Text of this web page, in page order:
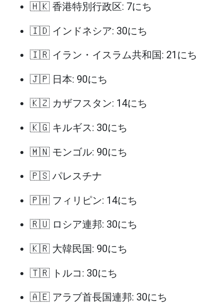
🇭🇰 香港特別行政区: 7にち
🇮🇩 インドネシア: 30にち
🇮🇷 イラン・イスラム共和国: 21にち
🇯🇵 日本: 90にち
🇰🇿 カザフスタン: 14にち
🇰🇬 キルギス: 30にち
🇲🇳 モンゴル: 90にち
🇵🇸 パレスチナ
🇵🇭 フィリピン: 14にち
🇷🇺 ロシア連邦: 30にち
🇰🇷 大韓民国: 90にち
🇹🇷 トルコ: 30にち
🇦🇪 アラブ首長国連邦: 30にち